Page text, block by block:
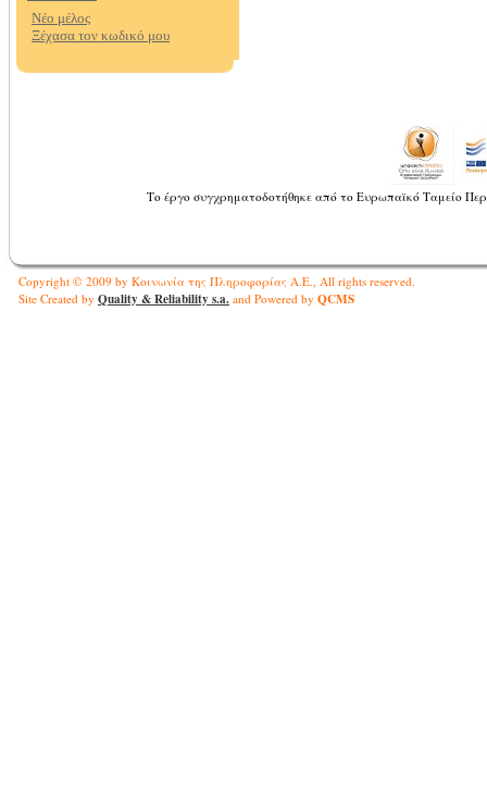
Το έργο συγχρηματοδοτήθηκε από το Ευρωπαϊκό Ταμείο
Copyright © 2009 by Κοινωνία της Πληροφορίας Α.Ε., All rights reserved.
Site Created by Quality & Reliability s.a. and Powered by QCMS